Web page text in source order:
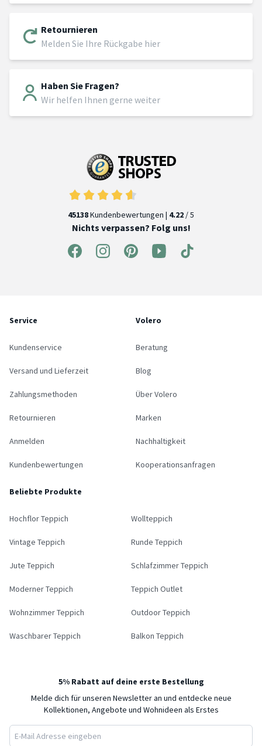
Retournieren
Melden Sie Ihre Rückgabe hier
Haben Sie Fragen?
Wir helfen Ihnen gerne weiter
45138Kundenbewertungen | 4.22 / 5
Nichts verpassen? Folg uns!
Service
Kundenservice
Versand und Lieferzeit
Zahlungsmethoden
Retournieren
Anmelden
Kundenbewertungen
Volero
Beratung
Blog
Über Volero
Marken
Nachhaltigkeit
Kooperationsanfragen
Beliebte Produkte
Hochflor Teppich Wollteppich
Vintage Teppich Runde Teppich
Jute Teppich Schlafzimmer Teppich
Moderner Teppich Teppich Outlet
Wohnzimmer Teppich Outdoor Teppich
Waschbarer Teppich Balkon Teppich
5% Rabatt auf deine erste Bestellung
Melde dich für unseren Newsletter an und entdecke neue
Kollektionen, Angebote und Wohnideen als Erstes